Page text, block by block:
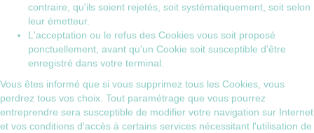
contraire, qu'ils soient rejetés, soit systématiquement, soit selon
leur émetteur.
L'acceptation ou le refus des Cookies vous soit proposé
ponctuellement, avant qu'un Cookie soit susceptible d'être
enregistré dans votre terminal.
Vous êtes informé que si vous supprimez tous les Cookies, vous
perdrez tous vos choix. Tout paramétrage que vous pourrez
entreprendre sera susceptible de modifier votre navigation sur Internet
et vos conditions d'accès à certains services nécessitant l'utilisation de